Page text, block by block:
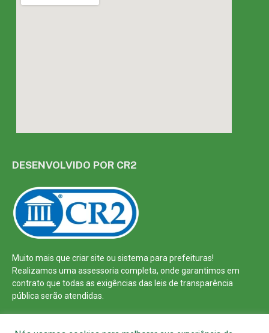
DESENVOLVIDO POR CR2
Muito mais que criar site ou sistema para prefeituras!
Realizamos uma assessoria completa, onde garantimos em
contrato que todas as exigências das leis de transparência
pública serão atendidas.